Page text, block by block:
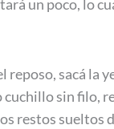
un poco, lo
reposo, sacá la
cuchillo sin filo,
restos sueltos